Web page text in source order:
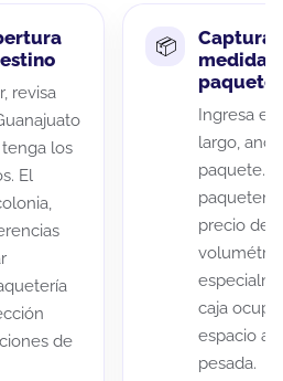
revisa
los
El
de
Captura
medidas
paquete
Ingresa el
largo,
paquete.
precio de
caja
espacio
pesada.